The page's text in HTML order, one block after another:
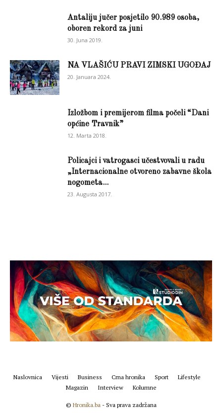
Antaliju jučer posjetilo 90.989 osoba,
oboren rekord za juni
30. Juna 2019.
NA VLAŠIĆU PRAVI ZIMSKI UGOĐAJ
20. Januara 2024.
Izložbom i premijerom filma počeli “Dani
općine Travnik”
12. Marta 2018.
Policajci i vatrogasci učestvovali u radu
„Internacionalne otvoreno zabavne škola
nogometa...
23. Augusta 2017.
Naslovnica Vijesti Business Crna hronika Sport
Lifestyle
Magazin
Interview Kolumne
© Hronika.ba - Sva prava zadržana